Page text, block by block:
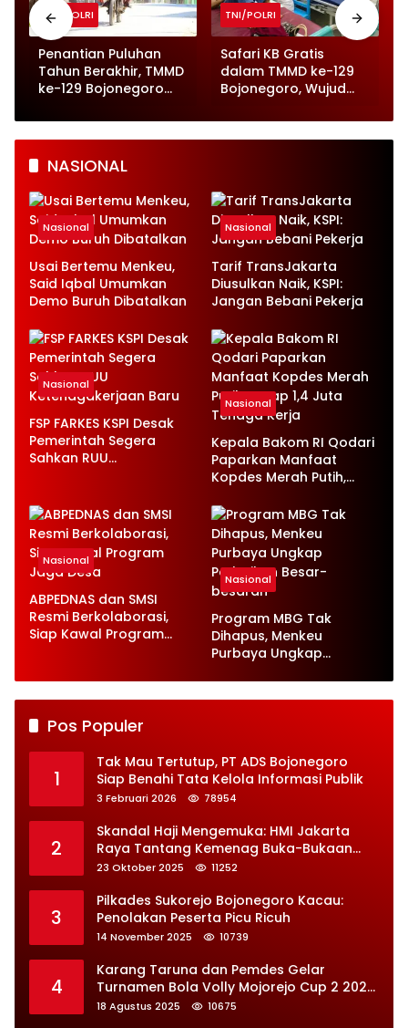
TNI/POLRI
Penantian Puluhan
Tahun Berakhir, TMMD
ke-129 Bojonegoro
di Kesongo
TNI/POLRI
Safari KB Gratis
dalam TMMD ke-129
Bojonegoro, Wujud
pada Kesehatan
Keluarga
NASIONAL
Nasional
Usai Bertemu Menkeu,
Said Iqbal Umumkan
Demo Buruh Dibatalkan
Nasional
Tarif TransJakarta
Diusulkan Naik, KSPI:
Jangan Bebani Pekerja
Nasional
FSP FARKES KSPI Desak
Pemerintah Segera
Sahkan RUU
Nasional
Kepala Bakom RI Qodari
Paparkan Manfaat
Kopdes Merah Putih,
Kerja
Nasional
ABPEDNAS dan SMSI
Resmi Berkolaborasi,
Siap Kawal Program
Nasional
Program MBG Tak
Dihapus, Menkeu
Purbaya Ungkap
besaran
Pos Populer
1
Tak Mau Tertutup, PT ADS Bojonegoro
Siap Benahi Tata Kelola Informasi Publik
3 Februari 2026 78954
2
Skandal Haji Mengemuka: HMI Jakarta
Raya Tantang Kemenag Buka-Bukaan
Soal Kontrak Syarekah Bermasalah
23 Oktober 2025 11252
3
Pilkades Sukorejo Bojonegoro Kacau:
Penolakan Peserta Picu Ricuh
14 November 2025 10739
4
Karang Taruna dan Pemdes Gelar
Turnamen Bola Volly Mojorejo Cup 2 2025,
Diikuti 28 Tim
18 Agustus 2025 10675